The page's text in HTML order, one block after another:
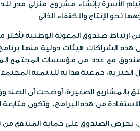
الأسرة بإنشاء مشروع منزلي مدر
نحو الإنتاج والاكتفاء الذاتي
الشراكات هيئات دولية منها برنامج
مع عدد من مؤسسات المجتمع
الخيرية، جمعية هداية للتنمية
بالمشاريع الصغيرة، أوضحت أن
من هذه البرامج. وتكون
يحرص الصندوق على حماية المنتفع